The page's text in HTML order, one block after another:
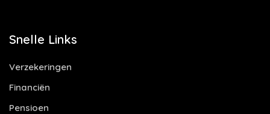
Snelle Links
Verzekeringen
Financiën
Pensioen